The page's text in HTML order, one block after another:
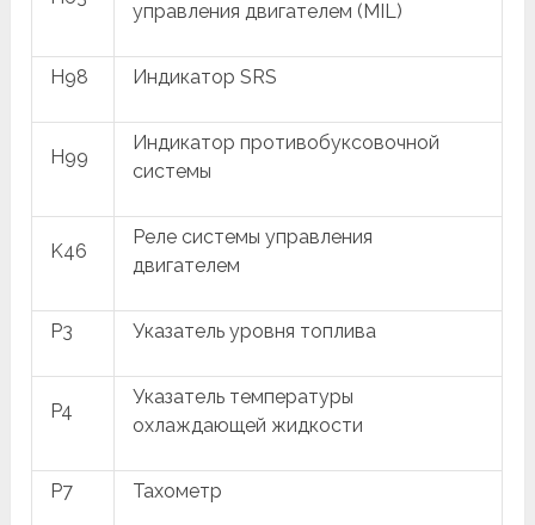
управления двигателем (MIL)
H98 Индикатор SRS
H99
Индикатор противобуксовочной
системы
K46
Реле системы управления
двигателем
P3 Указатель уровня топлива
P4
Указатель температуры
охлаждающей жидкости
P7 Тахометр